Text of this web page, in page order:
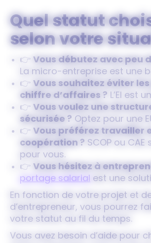
Quel statut
selon votre
👉 Vous débutez avec peu
La micro-entreprise est une
👉 Vous souhaitez éviter
chiffre d’affaires ? L’EI est
👉 Vous voulez une
sécurisée ? Optez pour une
👉 Vous préférez travailler
coopération ? SCOP ou
pour vous.
👉 Vous hésitez à
portage salarial est une
En fonction de votre projet et
d’entrepreneur, vous pourrez
votre statut au fil du temps.
Vous avez besoin d’aide pour